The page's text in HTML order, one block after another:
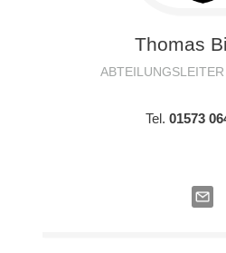
Thomas
Tel. 01573